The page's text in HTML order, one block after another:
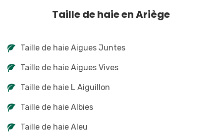
Taille de haie en Ariège
Taille de haie Aigues Juntes
Taille de haie Aigues Vives
Taille de haie L Aiguillon
Taille de haie Albies
Taille de haie Aleu